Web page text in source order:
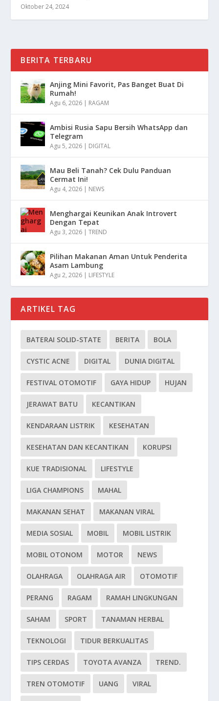
Oktober 24, 2024
BERITA TERBARU
Anjing Mini Favorit, Pas Banget Buat Di
Rumah!
Agu 6, 2026 | RAGAM
Ambisi Rusia Sapu Bersih WhatsApp dan
Telegram
Agu 5, 2026 | DIGITAL
Mau Beli Tanah? Cek Dulu Panduan
Cermat Ini!
Agu 4, 2026 | NEWS
Menghargai Keunikan Anak Introvert
Dengan Tepat
Agu 3, 2026 |TREND
Pilihan Makanan Aman Untuk Penderita
Asam Lambung
Agu 2, 2026 | LIFESTYLE
ARTIKEL TAG
BATERAI SOLID-STATE BERITA BOLA
CYSTIC ACNE DIGITAL DUNIA DIGITAL
FESTIVAL OTOMOTIF GAYA HIDUP HUJAN
JERAWAT BATU KECANTIKAN
KENDARAAN LISTRIK KESEHATAN
KESEHATAN DAN KECANTIKAN KORUPSI
KUE TRADISIONAL LIFESTYLE
LIGA CHAMPIONS MAHAL
MAKANAN SEHAT MAKANAN VIRAL
MEDIA SOSIAL MOBIL MOBIL LISTRIK
MOBIL OTONOM MOTOR NEWS
OLAHRAGA OLAHRAGA AIR OTOMOTIF
PERANG RAGAM RAMAH LINGKUNGAN
SAHAM SPORT TANAMAN HERBAL
TEKNOLOGI TIDUR BERKUALITAS
TIPS CERDAS TOYOTA AVANZA TREND.
TREN OTOMOTIF UANG VIRAL